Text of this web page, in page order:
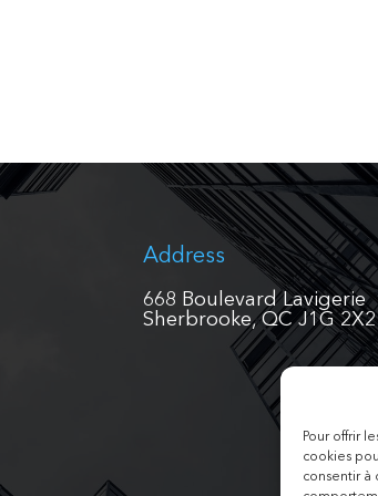
Pour offrir
cookies
consentir à
Address
668 Boulevard Lavigerie
Sherbrooke, QC J1G 2X2